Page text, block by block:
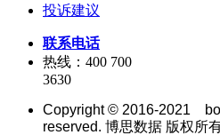
投诉建议
联系电话
热线：400 700
3630
Copyright © 2016-2021
reserved. 博思数据 版权所